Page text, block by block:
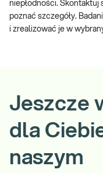
niepłodności. Skontaktuj
poznać szczegóły.
i zrealizować je w
Jeszcze
dla
naszym